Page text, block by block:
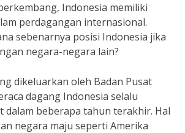
Indonesia memiliki
perdagangan internasional.
sebenarnya posisi Indonesia jika
negara-negara lain?
dikeluarkan oleh Badan Pusat
dagang Indonesia selalu
dalam beberapa tahun terakhir. Hal
negara maju seperti Amerika